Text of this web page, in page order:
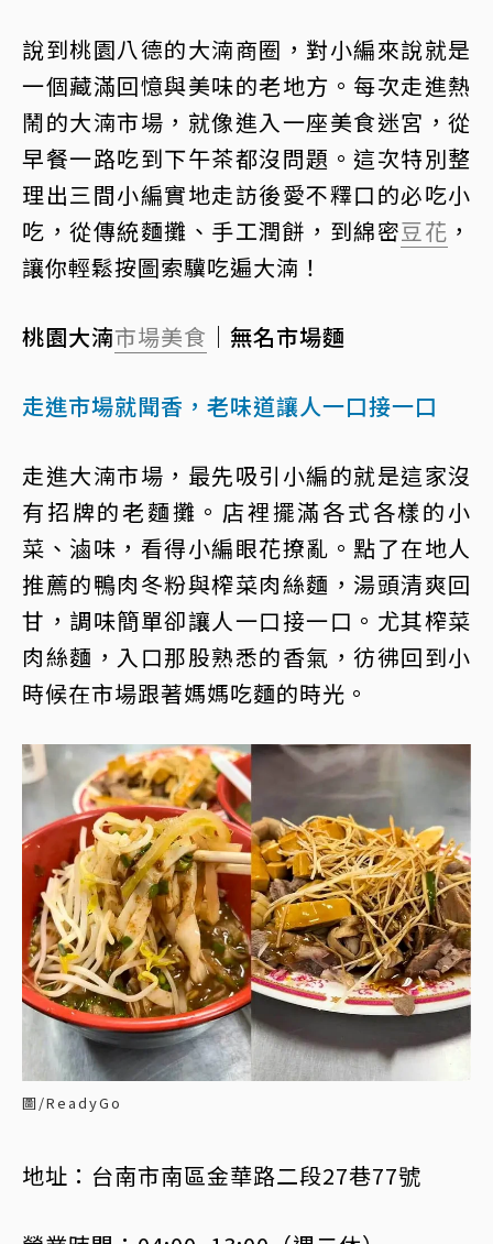
說到桃園八德的大湳商圈，對小編來說就是
一個藏滿回憶與美味的老地方。每次走進熱
鬧的大湳市場，就像進入一座美食迷宮，從
早餐一路吃到下午茶都沒問題。這次特別整
理出三間小編實地走訪後愛不釋口的必吃小
吃，從傳統麵攤、手工潤餅，到綿密豆花 ，
讓你輕鬆按圖索驥吃遍大湳！
桃園大湳市場美食 ｜無名市場麵
走進市場就聞香，老味道讓人一口接一口
走進大湳市場，最先吸引小編的就是這家沒
有招牌的老麵攤。店裡擺滿各式各樣的小
菜、滷味，看得小編眼花撩亂。點了在地人
推薦的鴨肉冬粉與榨菜肉絲麵，湯頭清爽回
甘，調味簡單卻讓人一口接一口。尤其榨菜
肉絲麵，入口那股熟悉的香氣，彷彿回到小
時候在市場跟著媽媽吃麵的時光。
圖/ReadyGo
地址：台南市南區金華路二段27巷77號